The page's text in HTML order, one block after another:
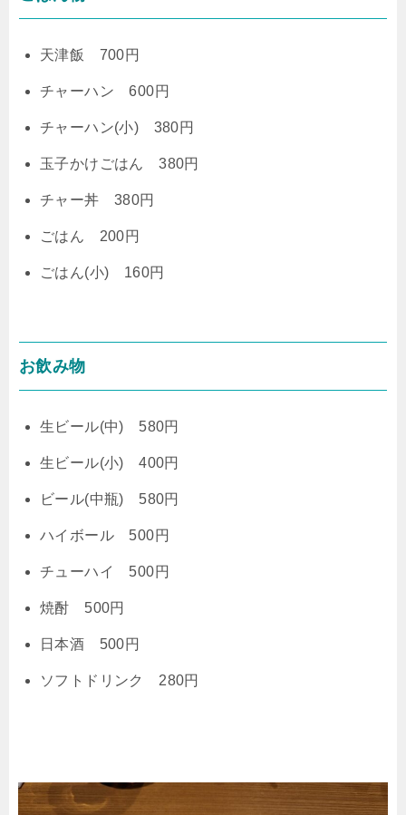
天津飯 700円
チャーハン 600円
チャーハン(小) 380円
玉子かけごはん 380円
チャー丼 380円
ごはん 200円
ごはん(小) 160円
お飲み物
生ビール(中) 580円
生ビール(小) 400円
ビール(中瓶) 580円
ハイボール 500円
チューハイ 500円
焼酎 500円
日本酒 500円
ソフトドリンク 280円